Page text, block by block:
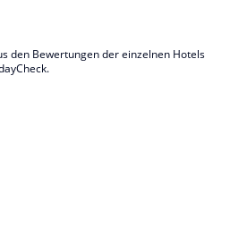
den Bewertungen der einzelnen Hotels